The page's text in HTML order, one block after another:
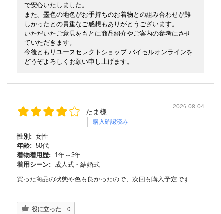
で安心いたしました。
また、墨色の地色がお手持ちのお着物との組み合わせが難
しかったとの貴重なご感想もありがとうございます。
いただいたご意見をもとに商品紹介やご案内の参考にさせ
ていただきます。
今後ともリユースセレクトショップ バイセルオンラインを
どうぞよろしくお願い申し上げます。
たま様
購入確認済み
2026-08-04
性別: 女性
年齢: 50代
着物着用歴:
1年～3年
着用シーン:
成人式・結婚式
買った商品の状態や色も良かったので、次回も購入予定です
役に立った 0